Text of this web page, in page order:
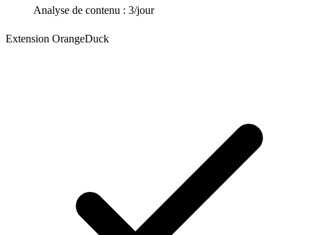
Analyse de contenu : 3/jour
Extension OrangeDuck